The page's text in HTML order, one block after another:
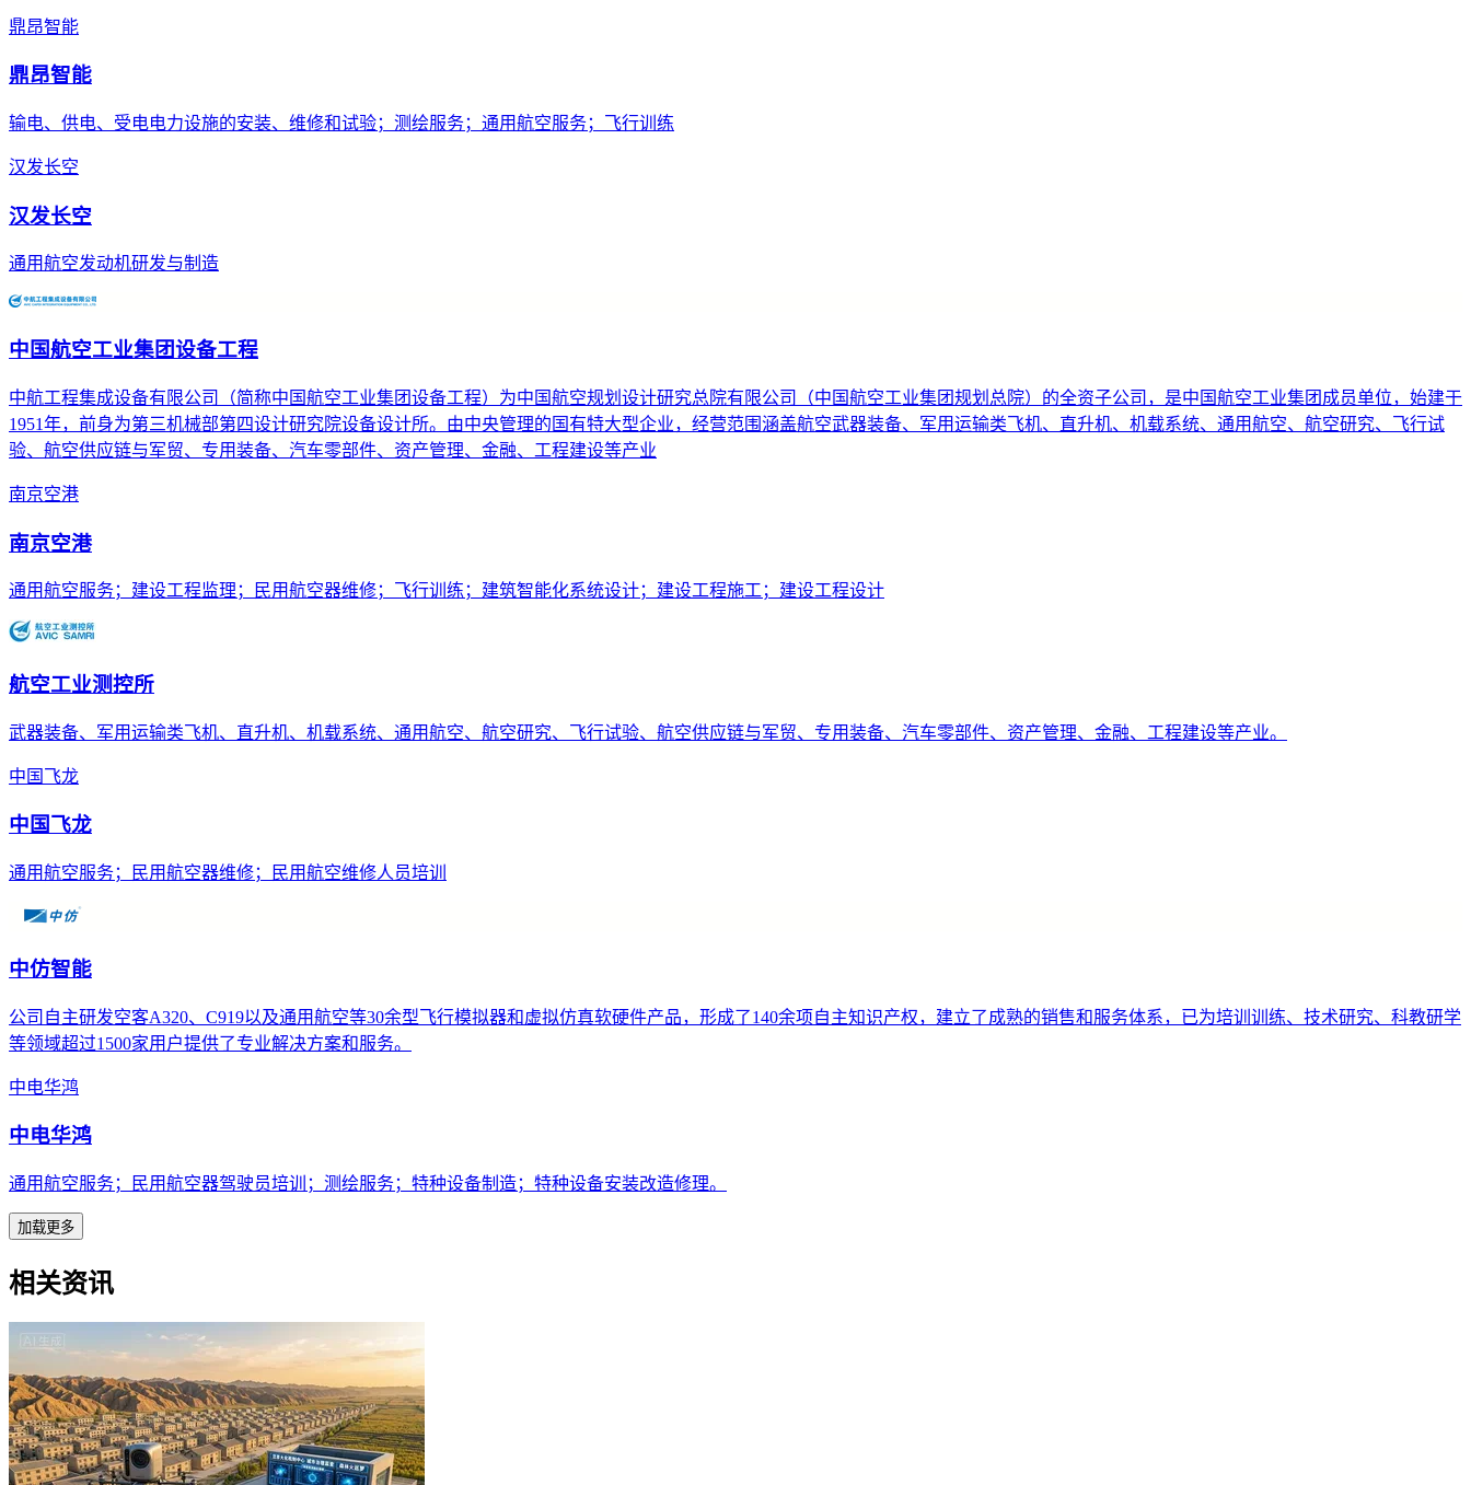
鼎昂智能
鼎昂智能
输电、供电、受电电力设施的安装、维修和试验；测绘服务；通用航空服务；飞行训练
汉发长空
汉发长空
通用航空发动机研发与制造
中国航空工业集团设备工程
中航工程集成设备有限公司（简称中国航空工业集团设备工程）为中国航空规划设计研究总院有限公司（中国航空工业集团规划总院）的全资子公司，是中国航空工业集团成员单位，始建于
1951年，前身为第三机械部第四设计研究院设备设计所。由中央管理的国有特大型企业，经营范围涵盖航空武器装备、军用运输类飞机、直升机、机载系统、通用航空、航空研究、飞行试
验、航空供应链与军贸、专用装备、汽车零部件、资产管理、金融、工程建设等产业
南京空港
南京空港
通用航空服务；建设工程监理；民用航空器维修；飞行训练；建筑智能化系统设计；建设工程施工；建设工程设计
航空工业测控所
武器装备、军用运输类飞机、直升机、机载系统、通用航空、航空研究、飞行试验、航空供应链与军贸、专用装备、汽车零部件、资产管理、金融、工程建设等产业。
中国飞龙
中国飞龙
通用航空服务；民用航空器维修；民用航空维修人员培训
中仿智能
公司自主研发空客A320、C919以及通用航空等30余型飞行模拟器和虚拟仿真软硬件产品，形成了140余项自主知识产权，建立了成熟的销售和服务体系，已为培训训练、技术研究、科教研学
等领域超过1500家用户提供了专业解决方案和服务。
中电华鸿
中电华鸿
通用航空服务；民用航空器驾驶员培训；测绘服务；特种设备制造；特种设备安装改造修理。
加载更多
相关资讯